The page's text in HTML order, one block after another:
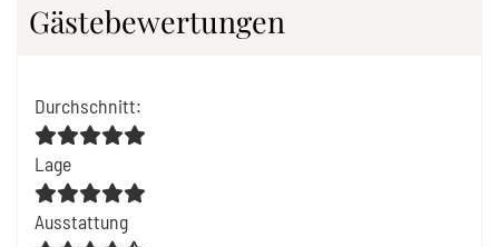
Gästebewertungen
Durchschnitt:
Lage
Ausstattung